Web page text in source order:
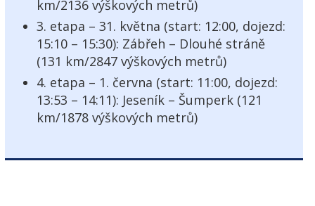
km/2136 výškových metrů)
3. etapa – 31. května (start: 12:00, dojezd:
15:10 – 15:30): Zábřeh – Dlouhé stráně
(131 km/2847 výškových metrů)
4. etapa – 1. června (start: 11:00, dojezd:
13:53 – 14:11): Jeseník – Šumperk (121
km/1878 výškových metrů)